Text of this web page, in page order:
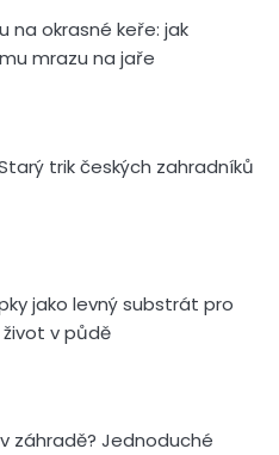
na okrasné keře: jak
mrazu na jaře
trik českých zahradníků
jako levný substrát pro
v půdě
záhradě? Jednoduché